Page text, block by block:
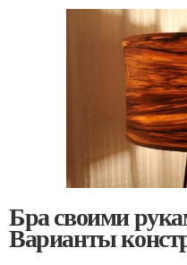
Бра своими
Варианты